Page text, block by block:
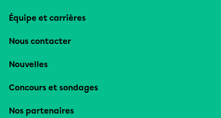
Équipe et carrières
Nous contacter
Nouvelles
Concours et sondages
Nos partenaires